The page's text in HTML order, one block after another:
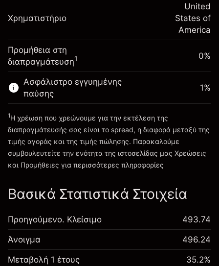
~$5,000.00
Πηγαίνετε στην πλατφόρμα
τη διάρκεια της νύχτας
της θέσης
-0.000682
%
(-$0.03)
Μέγεθος διαπραγμάτευσης με μόχλευση
~$5,000.00
Χρήματα από μόχλευση ~
Χρηματιστήριο
United
States of
America
Προμήθεια στη
διαπραγμάτευση1 0%
Ασφάλιστρο εγγυημένης
παύσης
Χρεώσεις και Τέλη
1%
1Η χρέωση που χρεώνουμε για την εκτέλεση της
διαπραγμάτευσής σας είναι το spread, η διαφορά μεταξύ της
τιμής αγοράς και της τιμής πώλησης. Παρακαλούμε
συμβουλευτείτε την ενότητα της ιστοσελίδας μας Χρεώσεις
και Προμήθειες για περισσότερες πληροφορίες
Βασικά Στατιστικά Στοιχεία
Προηγούμενο. Κλείσιμο 493.74
Άνοιγμα 496.24
Μεταβολή 1 έτους 35.2%